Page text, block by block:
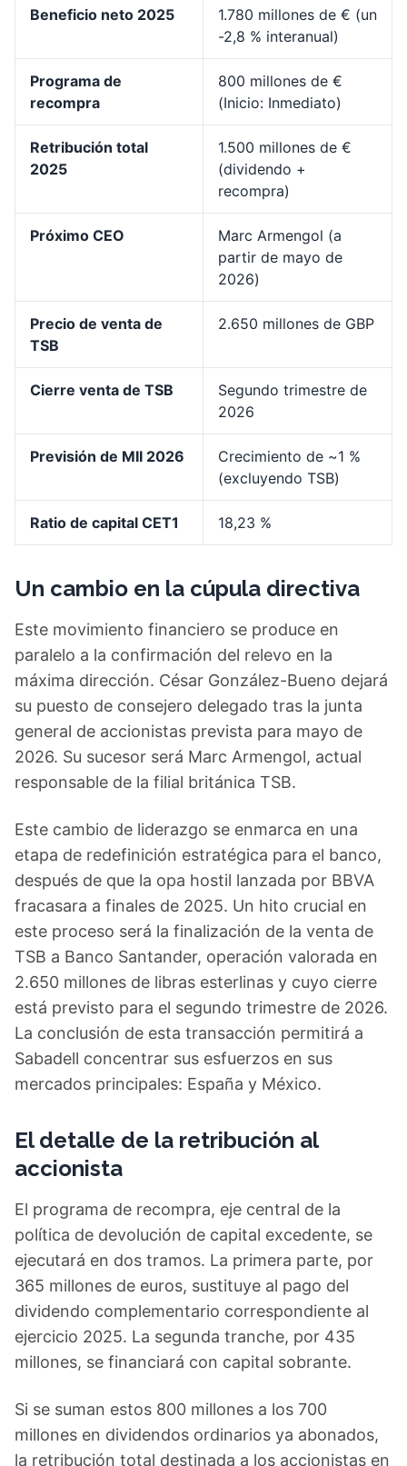
Beneficio neto 2025
1.780 millones de € (un
-2,8 % interanual)
Programa de
recompra
800 millones de €
(Inicio: Inmediato)
Retribución total
2025
1.500 millones de €
(dividendo +
recompra)
Próximo CEO
Marc Armengol (a
partir de mayo de
2026)
Precio de venta de
TSB
2.650 millones de GBP
Cierre venta de TSB
Segundo trimestre de
2026
Previsión de MII 2026
Crecimiento de ~1 %
(excluyendo TSB)
Ratio de capital CET1 18,23 %
Un cambio en la cúpula directiva
Este movimiento financiero se produce en
paralelo a la confirmación del relevo en la
máxima dirección. César González-Bueno dejará
su puesto de consejero delegado tras la junta
general de accionistas prevista para mayo de
2026. Su sucesor será Marc Armengol, actual
responsable de la filial británica TSB.
Este cambio de liderazgo se enmarca en una
etapa de redefinición estratégica para el banco,
después de que la opa hostil lanzada por BBVA
fracasara a finales de 2025. Un hito crucial en
este proceso será la finalización de la venta de
TSB a Banco Santander, operación valorada en
2.650 millones de libras esterlinas y cuyo cierre
está previsto para el segundo trimestre de 2026.
La conclusión de esta transacción permitirá a
Sabadell concentrar sus esfuerzos en sus
mercados principales: España y México.
El detalle de la retribución al
accionista
El programa de recompra, eje central de la
política de devolución de capital excedente, se
ejecutará en dos tramos. La primera parte, por
365 millones de euros, sustituye al pago del
dividendo complementario correspondiente al
ejercicio 2025. La segunda tranche, por 435
millones, se financiará con capital sobrante.
Si se suman estos 800 millones a los 700
millones en dividendos ordinarios ya abonados,
la retribución total destinada a los accionistas en